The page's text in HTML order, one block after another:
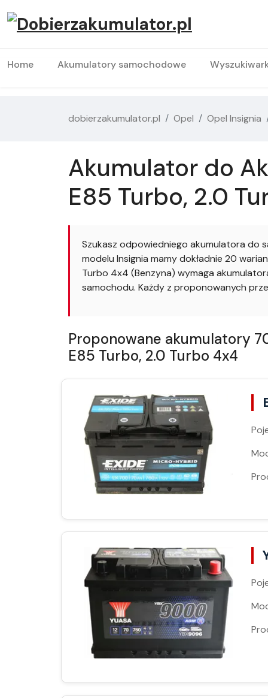
Home Akumulatory samochodowe
dobierzakumulator.pl Opel Opel Insignia
Akumulator do
E85 Turbo, 2.0
Szukasz odpowiedniego akumulatora do
modelu Insignia mamy dokładnie 20
Turbo 4x4 (Benzyna) wymaga
samochodu. Każdy z proponowanych
Proponowane akumulatory
E85 Turbo, 2.0 Turbo 4x4